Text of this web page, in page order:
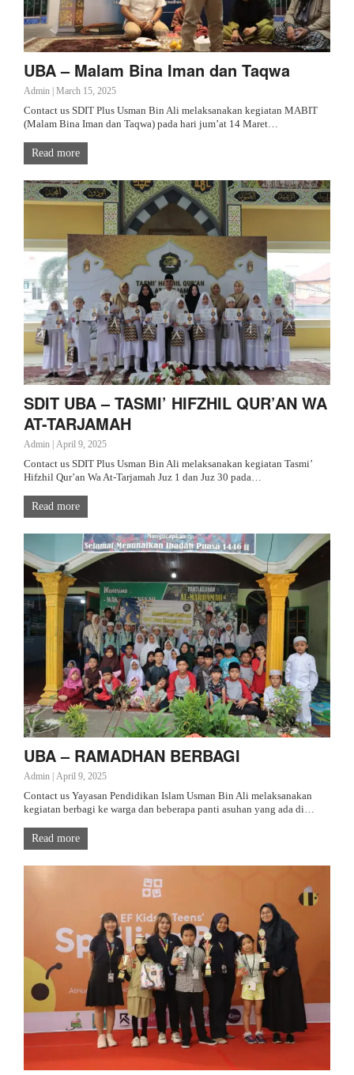
UBA – Malam Bina Iman dan Taqwa
Admin March 15, 2025
Contact us SDIT Plus Usman Bin Ali melaksanakan kegiatan MABIT
(Malam Bina Iman dan Taqwa) pada hari jum’at 14 Maret…
Read more
SDIT UBA – TASMI’ HIFZHIL QUR’AN WA
AT-TARJAMAH
Admin | April 9, 2025
Contact us SDIT Plus Usman Bin Ali melaksanakan kegiatan Tasmi’
Hifzhil Qur’an Wa At-Tarjamah Juz 1 dan Juz 30 pada…
Read more
UBA – RAMADHAN BERBAGI
Admin April 9, 2025
Contact us Yayasan Pendidikan Islam Usman Bin Ali melaksanakan
kegiatan berbagi ke warga dan beberapa panti asuhan yang ada di…
Read more